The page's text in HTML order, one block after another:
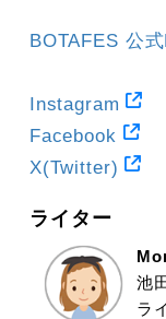
BOTAFES 公
Instagram
Facebook
X(Twitter)
ライター
池
ラ